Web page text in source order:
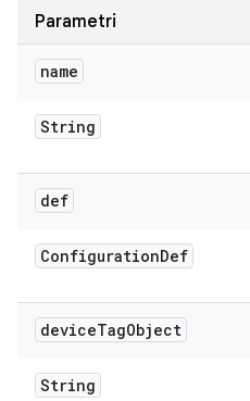
Parametri
name
String
def
ConfigurationDef
deviceTagObject
String